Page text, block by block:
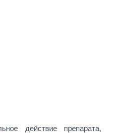
действие препарата,